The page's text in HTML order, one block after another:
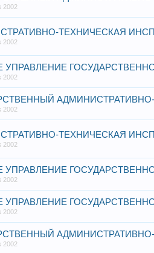
2002
ТЕХНИЧЕСКАЯ
2002
УПРАВЛЕНИЕ
2002
2002
ТЕХНИЧЕСКАЯ
2002
УПРАВЛЕНИЕ
2002
УПРАВЛЕНИЕ
2002
2002